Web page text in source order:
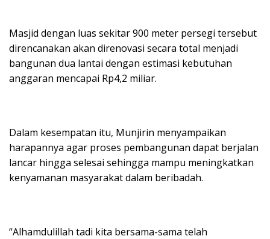
Masjid dengan luas sekitar 900 meter persegi tersebut
direncanakan akan direnovasi secara total menjadi
bangunan dua lantai dengan estimasi kebutuhan
anggaran mencapai Rp4,2 miliar.
Dalam kesempatan itu, Munjirin menyampaikan
harapannya agar proses pembangunan dapat berjalan
lancar hingga selesai sehingga mampu meningkatkan
kenyamanan masyarakat dalam beribadah.
“Alhamdulillah tadi kita bersama-sama telah